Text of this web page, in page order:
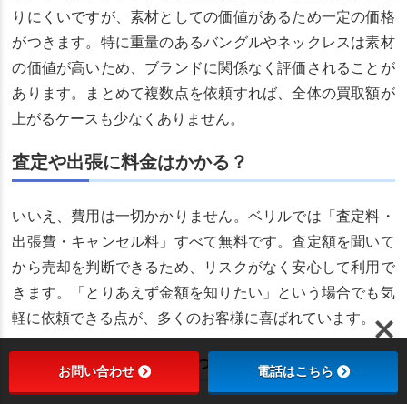
りにくいですが、素材としての価値があるため一定の価格
がつきます。特に重量のあるバングルやネックレスは素材
の価値が高いため、ブランドに関係なく評価されることが
あります。まとめて複数点を依頼すれば、全体の買取額が
上がるケースも少なくありません。
査定や出張に料金はかかる？
いいえ、費用は一切かかりません。ベリルでは「査定料・
出張費・キャンセル料」すべて無料です。査定額を聞いて
から売却を判断できるため、リスクがなく安心して利用で
きます。「とりあえず金額を知りたい」という場合でも気
軽に依頼できる点が、多くのお客様に喜ばれています。
査定額に納得できなかったら？
お問い合わせ 電話はこちら